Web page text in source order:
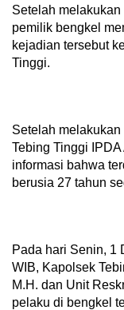
Setelah
pemilik bengkel
kejadian tersebut
Tinggi.
Setelah
Tebing Tinggi
informasi bahwa
berusia 27 tahun
Pada hari Senin, 1
WIB, Kapolsek
M.H. dan Unit
pelaku di bengkel